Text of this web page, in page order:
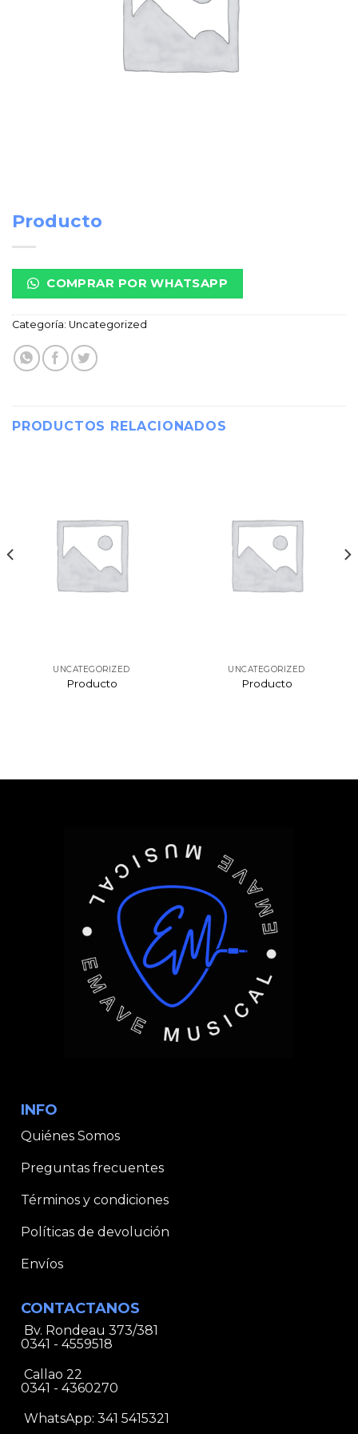
Producto
COMPRAR POR WHATSAPP
Categoría: Uncategorized
PRODUCTOS RELACIONADOS
UNCATEGORIZED
Producto
UNCATEGORIZED
Producto
INFO
Quiénes Somos
Preguntas frecuentes
Términos y condiciones
Políticas de devolución
Envíos
CONTACTANOS
Bv. Rondeau 373/381
0341 - 4559518
Callao 22
0341 - 4360270
WhatsApp: 341 5415321